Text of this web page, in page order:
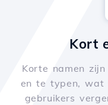
Kort
Korte namen
en te typen, wat
gebruikers